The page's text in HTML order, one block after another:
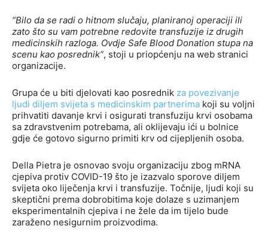
“Bilo da se radi o hitnom slučaju, planiranoj operaciji ili
zato što su vam potrebne redovite transfuzije iz drugih
medicinskih razloga. Ovdje Safe Blood Donation stupa na
scenu kao posrednik”, stoji u priopćenju na web stranici
organizacije.
Grupa će u biti djelovati kao posrednik za povezivanje
ljudi diljem svijeta s medicinskim partnerima koji su voljni
prihvatiti davanje krvi i osigurati transfuziju krvi osobama
sa zdravstvenim potrebama, ali oklijevaju ići u bolnice
gdje će gotovo sigurno primiti krv od cijepljenih osoba.
Della Pietra je osnovao svoju organizaciju zbog mRNA
cjepiva protiv COVID-19 što je izazvalo sporove diljem
svijeta oko liječenja krvi i transfuzije. Točnije, ljudi koji su
skeptični prema dobrobitima koje dolaze s uzimanjem
eksperimentalnih cjepiva i ne žele da im tijelo bude
zaraženo nesigurnim proizvodima.